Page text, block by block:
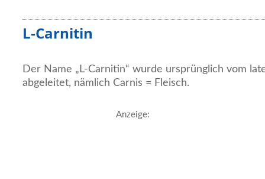
L-Carnitin
Der Name „L-Carnitin“ wurde ursprünglich vom
abgeleitet, nämlich Carnis = Fleisch.
Anzeige: